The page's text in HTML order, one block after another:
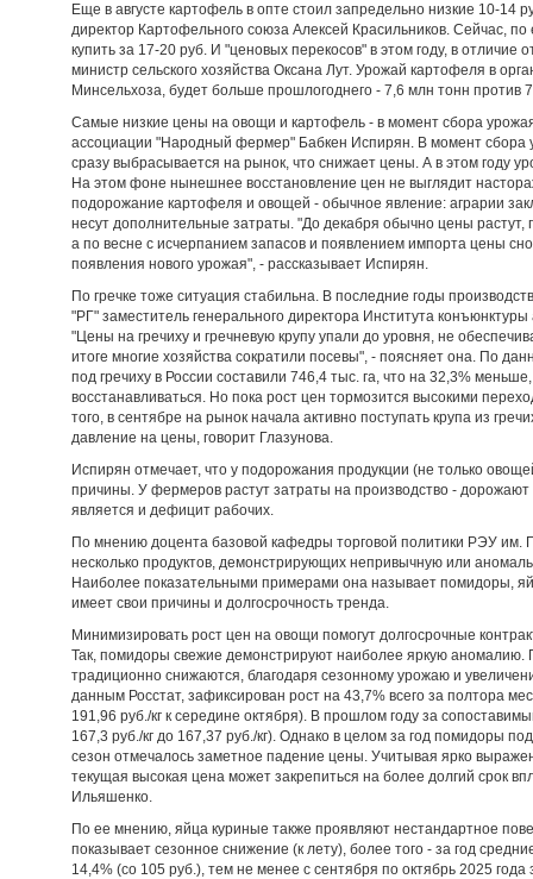
Еще в августе картофель в опте стоил запредельно низкие 10-14
директор Картофельного союза Алексей Красильников. Сейчас,
купить за 17-20 руб. И "ценовых перекосов" в этом году, в отличие
министр сельского хозяйства Оксана Лут. Урожай картофеля в
Минсельхоза, будет больше прошлогоднего - 7,6 млн тонн против
Самые низкие цены на овощи и картофель - в момент сбора
ассоциации "Народный фермер" Бабкен Испирян. В момент
сразу выбрасывается на рынок, что снижает цены. А в этом году
На этом фоне нынешнее восстановление цен не выглядит
подорожание картофеля и овощей - обычное явление: аграрии
несут дополнительные затраты. "До декабря обычно цены растут,
а по весне с исчерпанием запасов и появлением импорта цены
появления нового урожая", - рассказывает Испирян.
По гречке тоже ситуация стабильна. В последние годы
"РГ" заместитель генерального директора Института
"Цены на гречиху и гречневую крупу упали до уровня, не
итоге многие хозяйства сократили посевы", - поясняет она. По
под гречиху в России составили 746,4 тыс. га, что на 32,3%
восстанавливаться. Но пока рост цен тормозится высокими
того, в сентябре на рынок начала активно поступать крупа из
давление на цены, говорит Глазунова.
Испирян отмечает, что у подорожания продукции (не только
причины. У фермеров растут затраты на производство -
является и дефицит рабочих.
По мнению доцента базовой кафедры торговой политики РЭУ им.
несколько продуктов, демонстрирующих непривычную или
Наиболее показательными примерами она называет помидоры,
имеет свои причины и долгосрочность тренда.
Минимизировать рост цен на овощи помогут долгосрочные
Так, помидоры свежие демонстрируют наиболее яркую аномалию.
традиционно снижаются, благодаря сезонному урожаю и
данным Росстат, зафиксирован рост на 43,7% всего за полтора
191,96 руб./кг к середине октября). В прошлом году за
167,3 руб./кг до 167,37 руб./кг). Однако в целом за год помидоры
сезон отмечалось заметное падение цены. Учитывая ярко
текущая высокая цена может закрепиться на более долгий срок
Ильяшенко.
По ее мнению, яйца куриные также проявляют нестандартное
показывает сезонное снижение (к лету), более того - за год
14,4% (со 105 руб.), тем не менее с сентября по октябрь 2025